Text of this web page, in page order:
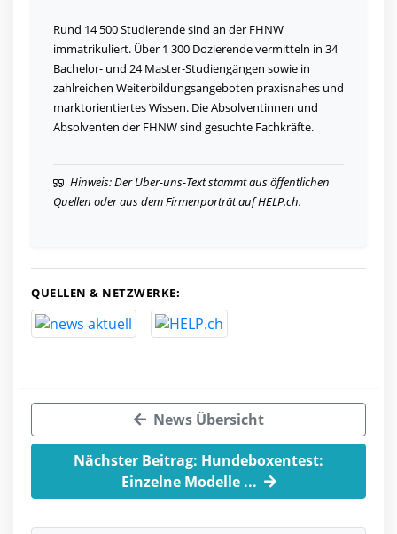
Rund 14 500 Studierende sind an der FHNW
immatrikuliert. Über 1 300 Dozierende vermitteln in 34
Bachelor- und 24 Master-Studiengängen sowie in
zahlreichen Weiterbildungsangeboten praxisnahes und
marktorientiertes Wissen. Die Absolventinnen und
Absolventen der FHNW sind gesuchte Fachkräfte.
Hinweis: Der Über-uns-Text stammt aus öffentlichen
Quellen oder aus dem Firmenporträt auf HELP.ch.
QUELLEN & NETZWERKE:
News Übersicht
Nächster Beitrag: Hundeboxentest:
Einzelne Modelle ...